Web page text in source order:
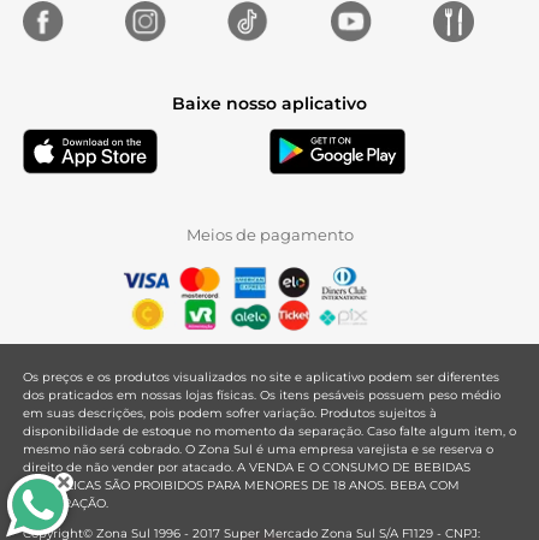
Baixe nosso aplicativo
Meios de pagamento
Os preços e os produtos visualizados no site e aplicativo podem ser diferentes
dos praticados em nossas lojas físicas. Os itens pesáveis possuem peso médio
em suas descrições, pois podem sofrer variação. Produtos sujeitos à
disponibilidade de estoque no momento da separação. Caso falte algum item, o
mesmo não será cobrado. O Zona Sul é uma empresa varejista e se reserva o
direito de não vender por atacado. A VENDA E O CONSUMO DE BEBIDAS
ALCOÓLICAS SÃO PROIBIDOS PARA MENORES DE 18 ANOS. BEBA COM
MODERAÇÃO.
Copyright© Zona Sul 1996 - 2017 Super Mercado Zona Sul S/A F1129 - CNPJ: